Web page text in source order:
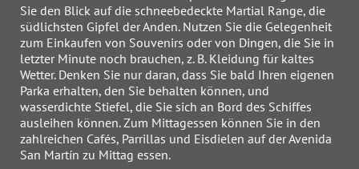
Sie den Blick auf die schneebedeckte Martial Range, die
südlichsten Gipfel der Anden. Nutzen Sie die Gelegenheit
zum Einkaufen von Souvenirs oder von Dingen, die Sie in
letzter Minute noch brauchen, z. B. Kleidung für kaltes
Wetter. Denken Sie nur daran, dass Sie bald Ihren eigenen
Parka erhalten, den Sie behalten können, und
wasserdichte Stiefel, die Sie sich an Bord des Schiffes
ausleihen können. Zum Mittagessen können Sie in den
zahlreichen Cafés, Parrillas und Eisdielen auf der Avenida
San Martín zu Mittag essen.